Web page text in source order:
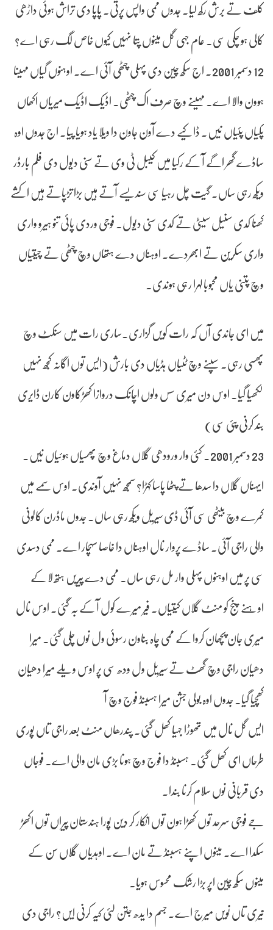
کلف تے برش رکھ لیا۔ جدوں ممی واپس پرتی۔ پاپا دی تراش ہوئی داڑھی
کالی ہو چکی سی۔ عام جہی گل مینوں پتا نہیں کیوں خاص لگ رہی اے؟
12 دسمبر 2001۔ اج سکھ چین دی پہلی چٹھی آئی اے۔ اوہنوں گیاں مہینا
ہوون والا اے۔ مہینے وچ صرف اک چٹھی۔ اڈیک اڈیک میریاں اکھاں
پکیاں پئیاں نیں۔ ڈاکیے دے آون جاون دا ویلا یاد ہویا پیا۔ اج جدوں اوہ
ساڈے گھر اگے آ کے رکیا میں کیبل ٹی وی تے سنی دیول دی فلم بارڈر
ویکھ رہی ساں۔ گیت چل رہیا سی سندیسے آتے ہیں بڑا تڑپاتے ہیں اکشے
کھنا کدی سنیل سیٹی تے کدی سنی دیول۔ فوجی وردی پائی تنو ہیرو واری
واری سکرین تے ابھردے۔ اوہناں دے ہتھاں وچ چٹھی تے چیتیاں
وچ پتنی یاں محبوبا لہرا رہی ہوندی۔
میں ای جاندی آں کہ رات کویں گزاری۔ساری رات میں سنکٹ وچ
پھسی رہی۔ سپنے وچ ٹٹیاں ہڈیاں دی بارش (ایس توں اگانہ کجھ نہیں
لکھیا گیا۔ اوس دن میری سس ولوں اچانک دروازا کھڑکاون کارن ڈایری
بند کرنی پئی سی)
23 دسمبر 2001۔ کئی وار ورودھی گلاں دماغ وچ پھسیاں ہوئیاں نیں۔
ایہناں گلاں دا سدھا تے پٹھا پاسا کہڑا؟ سمجھ نہیں آوندی۔ اوس سمے میں
کمرے وچ بیٹھی سی آئی ڈی سیریل ویکھ رہی ساں۔ جدوں ماڈرن کالونی
والی راجی آئی۔ ساڈے پروار نال اوہناں دا خاصا سہچار اے۔ ممی دسدی
سی پر میں اوہنوں پہلی وار مل رہی ساں۔ ممی دے پیریں ہتھ لا کے
اوہنے پنج کو منٹ گلاں کیتیاں۔ فیر میرے کول آ کے بہ گئی۔ اوس نال
میری جان پچھان کروا کے ممی چاہ بناون رسوئی ول نوں چلی گئی۔ میرا
دھیان راجی وچ گھٹ تے سیریل ول ودھ سی پر اوس ویلے میرا دھیان
کھچیا گیا۔ جدوں اوہ بولی جشن میرا ہسبنڈ فوج وچ آ
ایس گل نال میں تھوڑا جہیا کھل گئی۔ پندرھاں منٹ بعد راجی تاں پوری
طرحاں ای کھل گئی۔ ہسبنڈ دا فوج وچ ہونا بڑی مان والی اے۔ فوجاں
دی قربانی نوں سلام کرنا بندا۔
جے فوجی سرحد توں کھڑا ہون توں انکار کر دین پورا ہندستان پیراں توں اکھڑ
سکدا اے۔ مینوں اپنے ہسبنڈ تے مان اے۔ اوہدیاں گلاں سن کے
مینوں سکھ چین اپر بڑا رشک محسوس ہویا۔
تیری تاں نویں میرج اے۔ جسم دا یدھ جتن لئی کیہ کرنی ایں؟ راجی دی